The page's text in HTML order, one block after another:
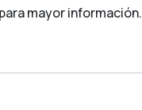
mayor información.